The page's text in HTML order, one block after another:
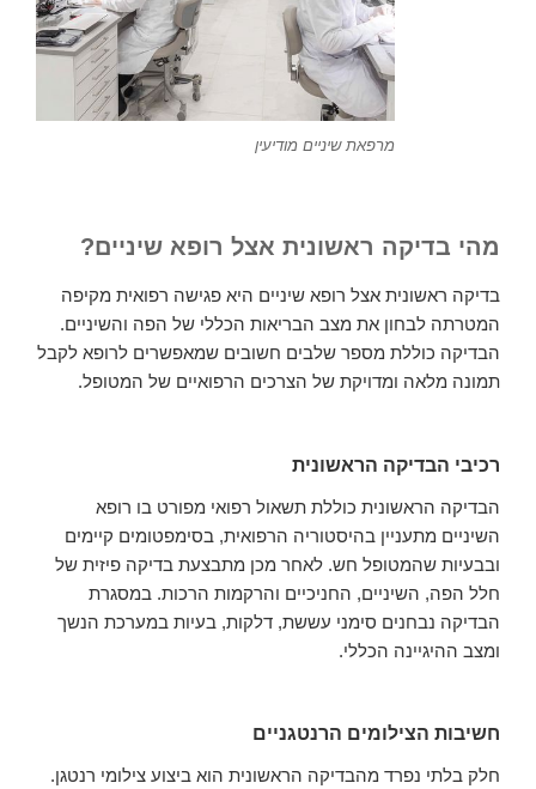
מרפאת שיניים מודיעין
מהי בדיקה ראשונית אצל רופא שיניים?
בדיקה ראשונית אצל רופא שיניים היא פגישה רפואית מקיפה
המטרתה לבחון את מצב הבריאות הכללי של הפה והשיניים.
הבדיקה כוללת מספר שלבים חשובים שמאפשרים לרופא לקבל
תמונה מלאה ומדויקת של הצרכים הרפואיים של המטופל.
רכיבי הבדיקה הראשונית
הבדיקה הראשונית כוללת תשאול רפואי מפורט בו רופא
השיניים מתעניין בהיסטוריה הרפואית, בסימפטומים קיימים
ובבעיות שהמטופל חש. לאחר מכן מתבצעת בדיקה פיזית של
חלל הפה, השיניים, החניכיים והרקמות הרכות. במסגרת
הבדיקה נבחנים סימני עששת, דלקות, בעיות במערכת הנשך
ומצב ההיגיינה הכללי.
חשיבות הצילומים הרנטגניים
חלק בלתי נפרד מהבדיקה הראשונית הוא ביצוע צילומי רנטגן.